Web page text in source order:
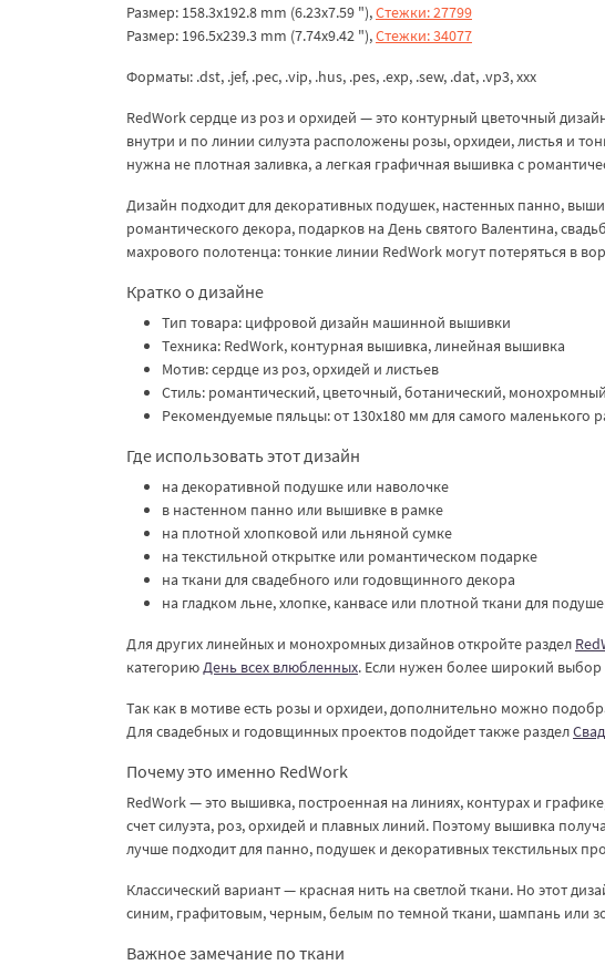
Размер: 158.3x192.8 mm (6.23x7.59 "),Стежки: 27799
Размер: 196.5x239.3 mm (7.74x9.42 "),Стежки: 34077
Форматы: .dst, .jef, .pec, .vip, .hus, .pes, .exp, .sew, .dat, .vp3, xxx
RedWork сердце из роз и орхидей — это контурный цветочный
внутри и по линии силуэта расположены розы, орхидеи, листья и
нужна не плотная заливка, а легкая графичная вышивка с
Дизайн подходит для декоративных подушек, настенных панно,
романтического декора, подарков на День святого Валентина,
махрового полотенца: тонкие линии RedWork могут потеряться в
Кратко о дизайне
Тип товара: цифровой дизайн машинной вышивки
Техника: RedWork, контурная вышивка, линейная вышивка
Мотив: сердце из роз, орхидей и листьев
Стиль: романтический, цветочный, ботанический, монохромный
Рекомендуемые пяльцы: от 130x180 мм для самого маленького
Где использовать этот дизайн
на декоративной подушке или наволочке
в настенном панно или вышивке в рамке
на плотной хлопковой или льняной сумке
на текстильной открытке или романтическом подарке
на ткани для свадебного или годовщинного декора
на гладком льне, хлопке, канвасе или плотной ткани для
Для других линейных и монохромных дизайнов откройте раздел
категориюДень всех влюбленных. Если нужен более широкий выбор
Так как в мотиве есть розы и орхидеи, дополнительно можно
Для свадебных и годовщинных проектов подойдет также раздел
Почему это именно RedWork
RedWork — это вышивка, построенная на линиях, контурах и
счет силуэта, роз, орхидей и плавных линий. Поэтому вышивка
лучше подходит для панно, подушек и декоративных текстильных
Классический вариант — красная нить на светлой ткани. Но этот
синим, графитовым, черным, белым по темной ткани, шампань или
Важное замечание по ткани